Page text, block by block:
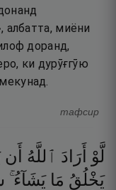
миёни
доранд,
ки дурӯғгӯю
тафсир
لَّوْ أَرَادَ ٱللَّهُ أَن
يَخْلُقُ مَا يَشَآءُ ۚ